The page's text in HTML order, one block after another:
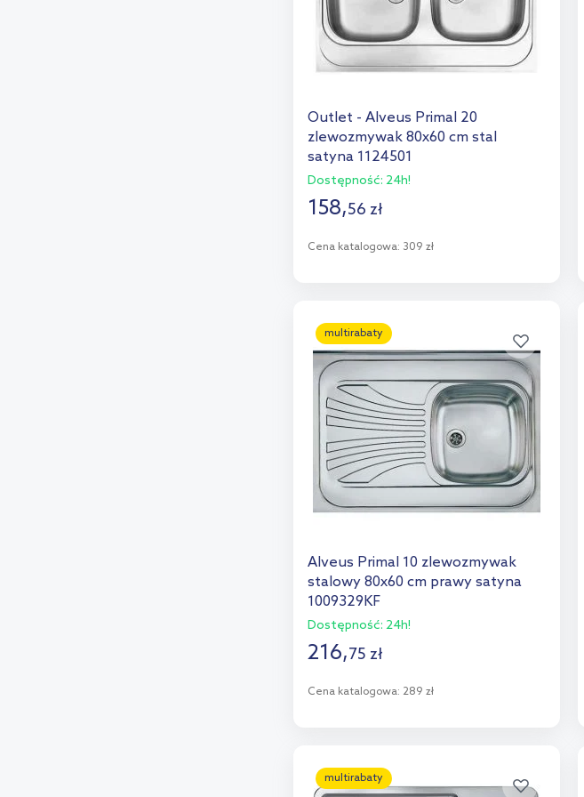
Outlet - Alveus Primal 20
zlewozmywak 80x60 cm stal
satyna 1124501
Dostępność: 24h!
158,56 zł
Cena katalogowa: 309 zł
Dodaj do porównania
multirabaty
Alveus Primal 10 zlewozmywak
stalowy 80x60 cm prawy satyna
1009329KF
Dostępność: 24h!
216,75 zł
Cena katalogowa: 289 zł
Dodaj do porównania
multirabaty